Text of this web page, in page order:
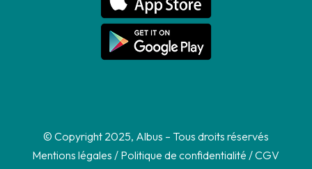
© Copyright 2025, Albus – Tous droits réservés
Mentions légales / Politique de confidentialité /CGV